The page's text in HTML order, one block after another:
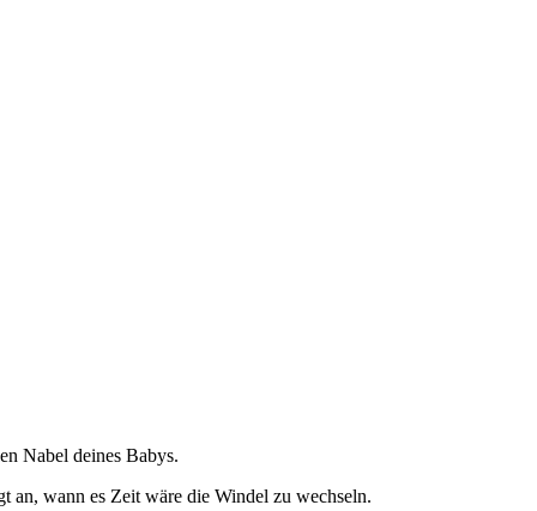
Nabel deines Babys.
wann es Zeit wäre die Windel zu wechseln.